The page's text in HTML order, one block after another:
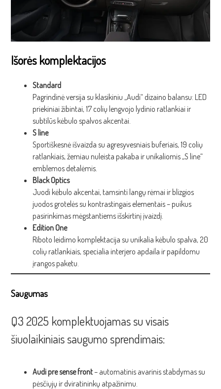
Išorės komplektacijos
Standard
Pagrindinė versija su klasikiniu „Audi“ dizaino balansu: LED
priekiniai žibintai, 17 colių lengvojo lydinio ratlankiai ir
subtilūs kėbulo spalvos akcentai.
S line
Sportiškesnė išvaizda su agresyvesniais buferiais, 19 colių
ratlankiais, žemiau nuleista pakaba ir unikaliomis „S line“
emblemos detalėmis.
Black Optics
Juodi kėbulo akcentai, tamsinti langų rėmai ir blizgios
juodos grotelės su kontrastingais elementais – puikus
pasirinkimas mėgstantiems išskirtinį įvaizdį.
Edition One
Riboto leidimo komplektacija su unikalia kėbulo spalva, 20
colių ratlankiais, specialia interjero apdaila ir papildomu
įrangos paketu.
Saugumas
Q3 2025 komplektuojamas su visais
šiuolaikiniais saugumo sprendimais:
Audi pre sense front– automatinis avarinis stabdymas su
pėsčiųjų ir dviratininkų atpažinimu.